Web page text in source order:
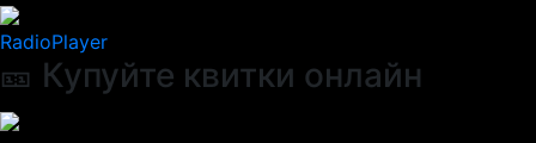
RadioPlayer
🎫 Купуйте квитки онлайн